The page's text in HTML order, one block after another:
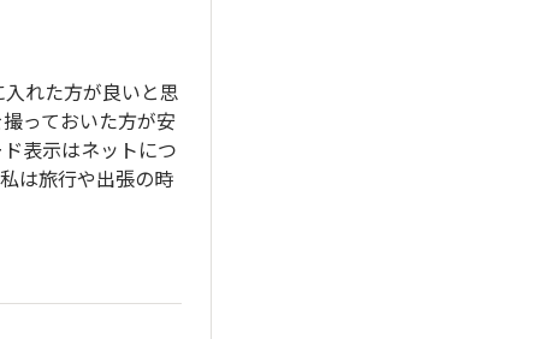
れた方が良いと思
っておいた方が安
表示はネットにつ
は旅行や出張の時